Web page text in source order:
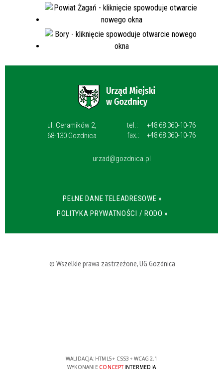
ul. Ceramików 2,
68-130 Gozdnica
tel.:
+48 68 360-10-76
fax.:
+48 68 360-10-76
urzad@gozdnica.pl
PEŁNE DANE TELEADRESOWE »
POLITYKA PRYWATNOŚCI / RODO »
© Wszelkie prawa zastrzeżone, UG Gozdnica
WALIDACJA: HTML5+ CSS3 + WCAG 2.1
WYKONANIE CONCEPTINTERMEDIA